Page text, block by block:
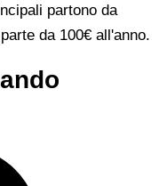
partono da
da 100€ all'anno.